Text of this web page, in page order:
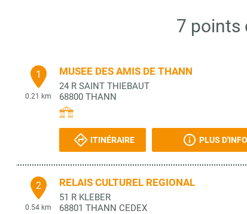
7 points
1
0.21 km
MUSEE DES AMIS DE THANN
24 R SAINT THIEBAUT
68800 THANN
ITINÉRAIRE PLUS
2
0.54 km
RELAIS CULTUREL REGIONAL
51 R KLEBER
68801 THANN CEDEX